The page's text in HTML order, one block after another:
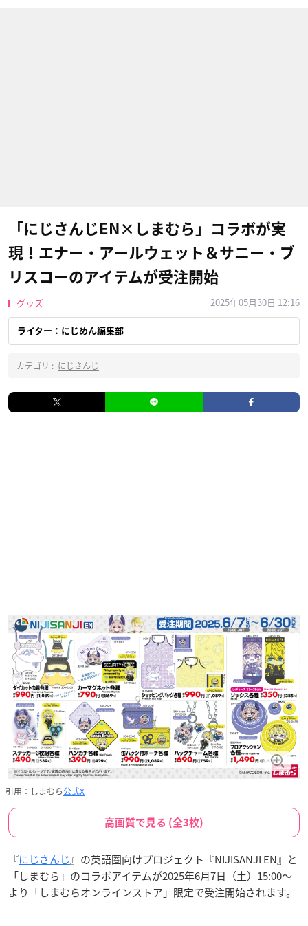
「にじさんじEN×しまむら」コラボが実
現！エナー・アールウェット＆サニー・ブ
リスコーのアイテムが受注開始
グッズ 2025年05月30日 12:16
ライター：にじめん編集部
カテゴリ : にじさんじ
引用：しまむら公式X
高画質で見る (全3枚)
『にじさんじ』の英語圏向けプロジェクト『NIJISANJI EN』と
「しまむら」のコラボアイテムが2025年6月7日（土）15:00～
より「しまむらオンラインストア」限定で受注開始されます。